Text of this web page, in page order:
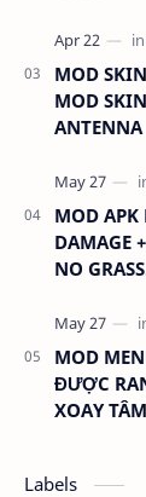
MOD
MOD
ANTENNA
MOD APK
DAMAGE
NO
MOD
ĐƯỢC
XOAY
Labels